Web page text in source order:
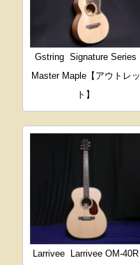
Gstring Signature Series
Master Maple【アウトレッ
ト】
Larrivee
Larrivee OM-40R